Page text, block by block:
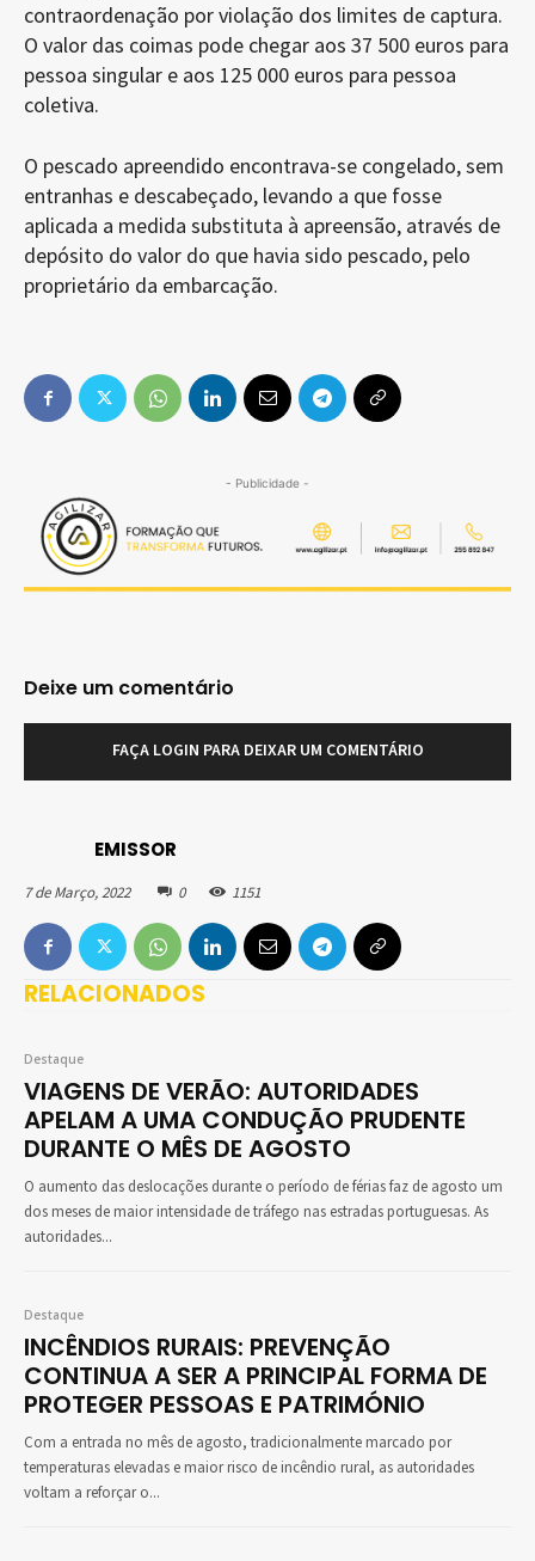
EMISSOR
7 de Março, 2022 0 1151
RELACIONADOS
Destaque
VIAGENS DE VERÃO: AUTORIDADES
APELAM A UMA CONDUÇÃO PRUDENTE
DURANTE O MÊS DE AGOSTO
O aumento das deslocações durante o período de férias faz de agosto um
dos meses de maior intensidade de tráfego nas estradas portuguesas. As
autoridades...
Destaque
INCÊNDIOS RURAIS: PREVENÇÃO
CONTINUA A SER A PRINCIPAL FORMA DE
PROTEGER PESSOAS E PATRIMÓNIO
Com a entrada no mês de agosto, tradicionalmente marcado por
temperaturas elevadas e maior risco de incêndio rural, as autoridades
voltam a reforçar o...
contraordenação por violação dos limites de captura.
O valor das coimas pode chegar aos 37 500 euros para
pessoa singular e aos 125 000 euros para pessoa
coletiva.
O pescado apreendido encontrava-se congelado, sem
entranhas e descabeçado, levando a que fosse
aplicada a medida substituta à apreensão, através de
depósito do valor do que havia sido pescado, pelo
proprietário da embarcação.
- Publicidade -
Deixe um comentário
FAÇA LOGIN PARA DEIXAR UM COMENTÁRIO